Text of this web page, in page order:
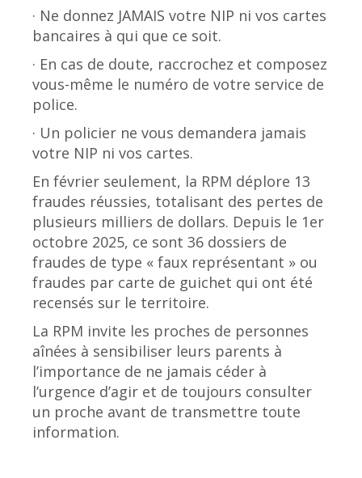
· Ne donnez JAMAIS votre NIP ni vos cartes
bancaires à qui que ce soit.
· En cas de doute, raccrochez et composez
vous-même le numéro de votre service de
police.
· Un policier ne vous demandera jamais
votre NIP ni vos cartes.
En février seulement, la RPM déplore 13
fraudes réussies, totalisant des pertes de
plusieurs milliers de dollars. Depuis le 1er
octobre 2025, ce sont 36 dossiers de
fraudes de type « faux représentant » ou
fraudes par carte de guichet qui ont été
recensés sur le territoire.
La RPM invite les proches de personnes
aînées à sensibiliser leurs parents à
l’importance de ne jamais céder à
l’urgence d’agir et de toujours consulter
un proche avant de transmettre toute
information.